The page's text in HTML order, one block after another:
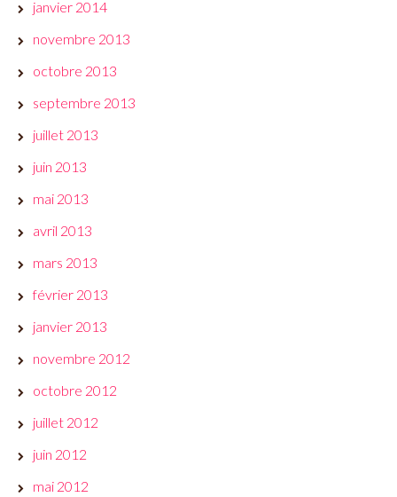
janvier 2014
novembre 2013
octobre 2013
septembre 2013
juillet 2013
juin 2013
mai 2013
avril 2013
mars 2013
février 2013
janvier 2013
novembre 2012
octobre 2012
juillet 2012
juin 2012
mai 2012